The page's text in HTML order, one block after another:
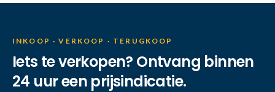
INKOOP · VERKOOP · TERUGKOOP
Iets te verkopen? Ontvang binnen
24 uur een prijsindicatie.